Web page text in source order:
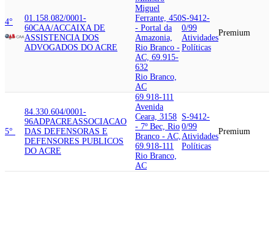
4°
01.158.082/0001-
60CAA/ACCAIXA DE
ASSISTENCIA DOS
ADVOGADOS DO ACRE
Miguel
Ferrante, 450
- Portal da
Amazonia,
Rio Branco -
AC, 69.915-
632
Rio Branco,
AC
S-9412-
0/99
Atividades
Políticas
Premium
5°
84.330.604/0001-
96ADPACREASSOCIACAO
DAS DEFENSORAS E
DEFENSORES PUBLICOS
DO ACRE
69.918-111
Avenida
Ceara, 3158
- 7º Bec, Rio
Branco - AC,
69.918-111
Rio Branco,
AC
S-9412-
0/99
Atividades
Políticas
Premium